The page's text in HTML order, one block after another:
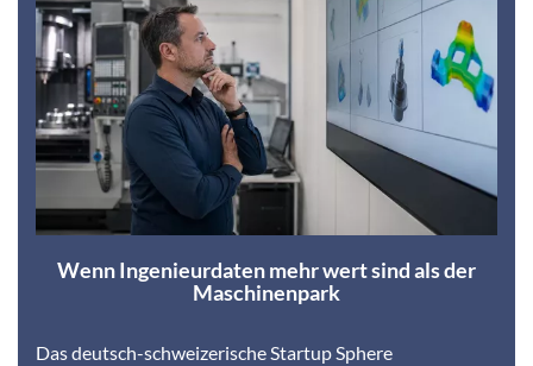
Wenn Ingenieurdaten mehr wert sind als der
Maschinenpark
Das deutsch-schweizerische Startup Sphere